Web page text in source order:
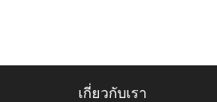
เกี่ยวกับเรา